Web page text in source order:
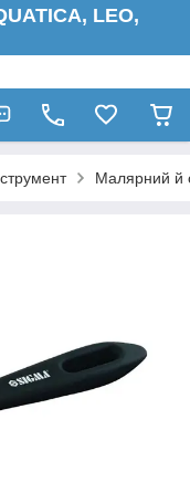
LEO,
Малярний й